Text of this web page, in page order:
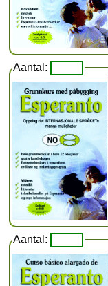
Aantal:
Aantal: